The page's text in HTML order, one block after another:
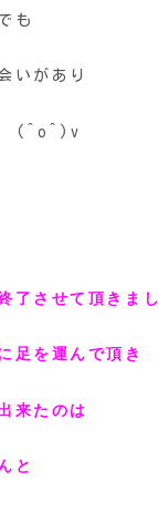
も
いがあり
(^o^)v
了させて頂きま
足を運んで頂き
来たのは
と